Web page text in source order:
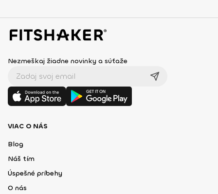
Nezmeškaj žiadne novinky a súťaže
VIAC O NÁS
Blog
Náš tím
Úspešné príbehy
O nás